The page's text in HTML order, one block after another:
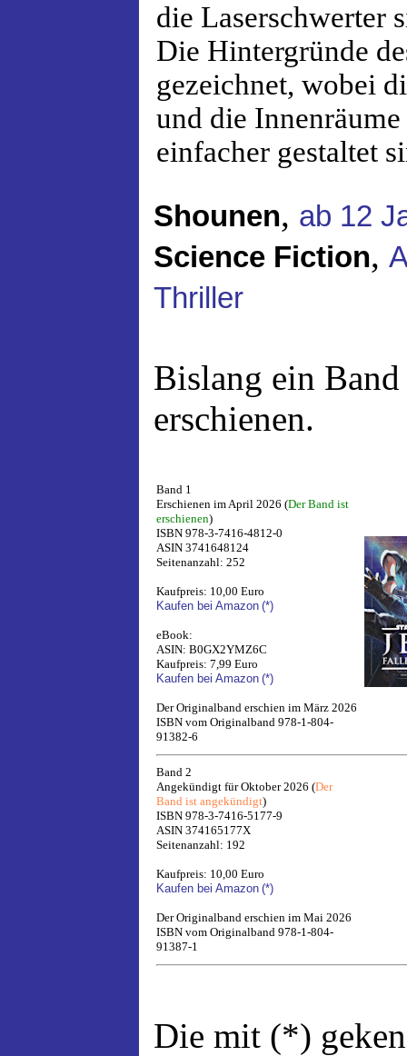
die Laserschwerter
Die Hintergründe
gezeichnet, wobei
und die
einfacher gestaltet
Shounen, ab 12
Science Fiction,
Thriller
Bislang ein
erschienen.
Band 1
Erschienen im April 2026 (Der Band ist
erschienen)
ISBN 978-3-7416-4812-0
ASIN 3741648124
Seitenanzahl: 252
Kaufpreis: 10,00 Euro
Kaufen bei Amazon (*)
eBook:
ASIN: B0GX2YMZ6C
Kaufpreis: 7,99 Euro
Kaufen bei Amazon (*)
Der Originalband erschien im März 2026
ISBN vom Originalband 978-1-804-
91382-6
Band 2
Angekündigt für Oktober 2026 (Der
Band ist angekündigt)
ISBN 978-3-7416-5177-9
ASIN 374165177X
Seitenanzahl: 192
Kaufpreis: 10,00 Euro
Kaufen bei Amazon (*)
Der Originalband erschien im Mai 2026
ISBN vom Originalband 978-1-804-
91387-1
Die mit (*)